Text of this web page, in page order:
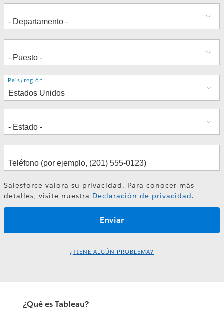
Dirección
País/región
Salesforce valora su privacidad. Para conocer más
detalles, visite nuestra Declaración de privacidad.
¿TIENE ALGÚN PROBLEMA?
¿Qué es Tableau?